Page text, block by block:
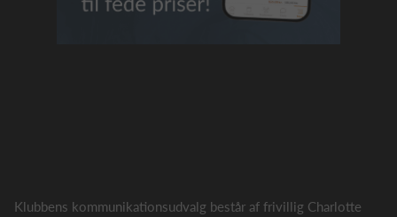
Klubbens kommunikationsudvalg består af frivillig Charlotte